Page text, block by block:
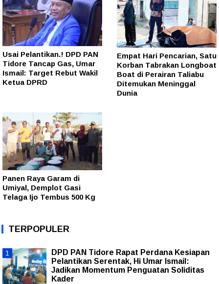
Usai Pelantikan.! DPD PAN
Tidore Tancap Gas, Umar
Ismail: Target Rebut Wakil
Ketua DPRD
Empat Hari Pencarian, Satu
Korban Tabrakan Longboat
Boat di Perairan Taliabu
Ditemukan Meninggal
Dunia
Panen Raya Garam di
Umiyal, Demplot Gasi
Telaga Ijo Tembus 500 Kg
TERPOPULER
DPD PAN Tidore Rapat Perdana Kesiapan
Pelantikan Serentak, Hi Umar Ismail:
Jadikan Momentum Penguatan Soliditas
Kader